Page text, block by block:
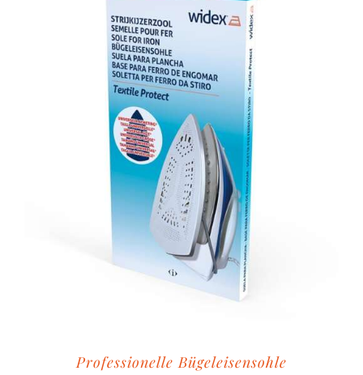
Professionelle Bügeleisensohle